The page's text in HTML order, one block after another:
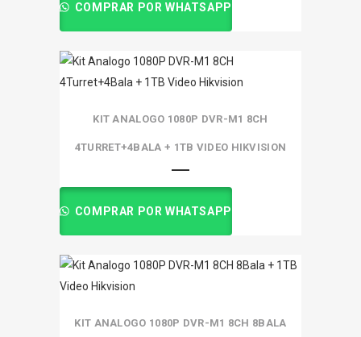
COMPRAR POR WHATSAPP
KIT ANALOGO 1080P DVR-M1 8CH
4TURRET+4BALA + 1TB VIDEO HIKVISION
COMPRAR POR WHATSAPP
KIT ANALOGO 1080P DVR-M1 8CH 8BALA